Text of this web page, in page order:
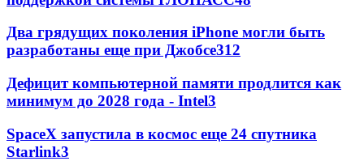
Два грядущих поколения iPhone могли быть
разработаны еще при Джобсе312
Дефицит компьютерной памяти продлится как
минимум до 2028 года - Intel3
SpaceX запустила в космос еще 24 спутника
Starlink3